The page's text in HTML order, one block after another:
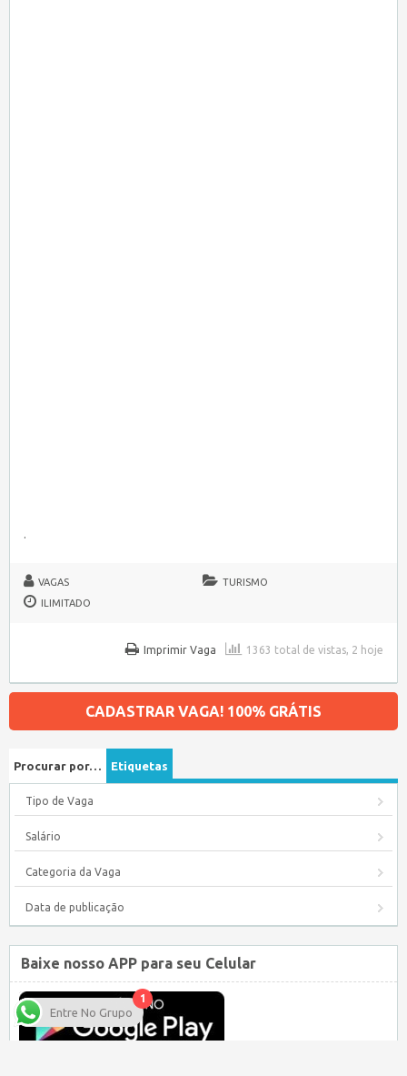
VAGAS
TURISMO
ILIMITADO
1363 total de vistas, 2 hoje
Imprimir Vaga
CADASTRAR VAGA! 100% GRÁTIS
Procurar por… Etiquetas
Tipo de Vaga
Salário
Categoria da Vaga
Data de publicação
Baixe nosso APP para seu Celular
1
Entre No Grupo